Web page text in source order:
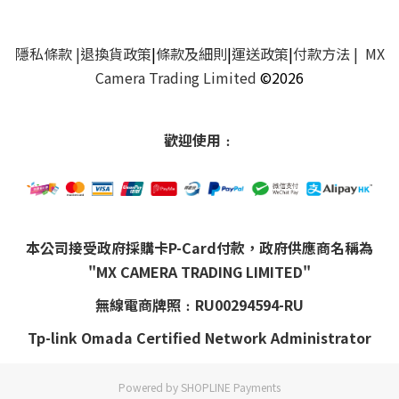
隱私條款|退換貨政策|條款及細則|運送政策|付款方法| MX
Camera Trading Limited ©2026
歡迎使用﹕
本公司接受政府採購卡P-Card付款，政府供應商名稱為
"MX CAMERA TRADING LIMITED"
無線電商牌照﹕RU00294594-RU
Tp-link Omada Certified Network Administrator
Powered by SHOPLINE Payments